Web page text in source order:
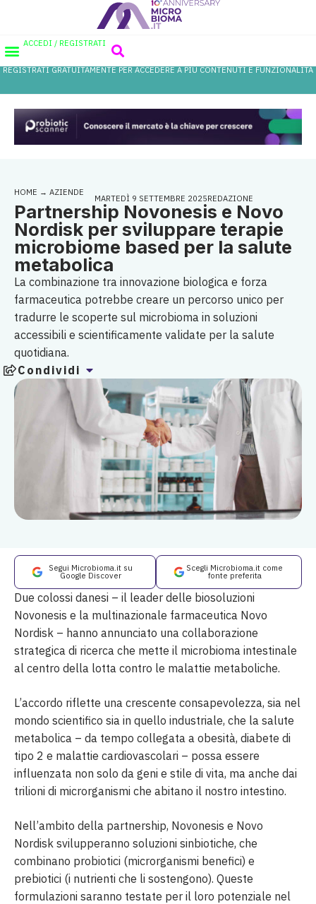
ACCEDI / REGISTRATI
REGISTRATI GRATUITAMENTE PER ACCEDERE A PIÙ CONTENUTI E FUNZIONALITÀ
HOME → AZIENDE
MARTEDÌ 9 SETTEMBRE 2025REDAZIONE
Partnership Novonesis e Novo
Nordisk per sviluppare terapie
microbiome based per la salute
metabolica
La combinazione tra innovazione biologica e forza
farmaceutica potrebbe creare un percorso unico per
tradurre le scoperte sul microbioma in soluzioni
accessibili e scientificamente validate per la salute
quotidiana.
Condividi
Segui Microbioma.it su
Google Discover
Scegli Microbioma.it come
fonte preferita
Due colossi danesi – il leader delle biosoluzioni
Novonesis e la multinazionale farmaceutica Novo
Nordisk – hanno annunciato una collaborazione
strategica di ricerca che mette il microbioma intestinale
al centro della lotta contro le malattie metaboliche.
L’accordo riflette una crescente consapevolezza, sia nel
mondo scientifico sia in quello industriale, che la salute
metabolica – da tempo collegata a obesità, diabete di
tipo 2 e malattie cardiovascolari – possa essere
influenzata non solo da geni e stile di vita, ma anche dai
trilioni di microrganismi che abitano il nostro intestino.
Nell’ambito della partnership, Novonesis e Novo
Nordisk svilupperanno soluzioni sinbiotiche, che
combinano probiotici (microrganismi benefici) e
prebiotici (i nutrienti che li sostengono). Queste
formulazioni saranno testate per il loro potenziale nel